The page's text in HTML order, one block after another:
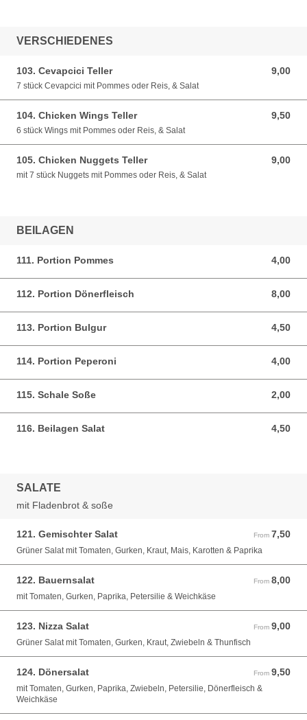
VERSCHIEDENES
103. Cevapcici Teller 9,00
9,00 EUR
7 stück Cevapcici mit Pommes oder Reis, & Salat
104. Chicken Wings Teller 9,50
9,50 EUR
6 stück Wings mit Pommes oder Reis, & Salat
105. Chicken Nuggets Teller 9,00
9,00 EUR
mit 7 stück Nuggets mit Pommes oder Reis, & Salat
BEILAGEN
111. Portion Pommes 4,00
4,00 EUR
112. Portion Dönerfleisch 8,00
8,00 EUR
113. Portion Bulgur 4,50
4,50 EUR
114. Portion Peperoni 4,00
4,00 EUR
115. Schale Soße 2,00
2,00 EUR
116. Beilagen Salat 4,50
4,50 EUR
SALATE
mit Fladenbrot & soße
121. Gemischter Salat From 7,50
From 7,50 EUR
Grüner Salat mit Tomaten, Gurken, Kraut, Mais, Karotten & Paprika
122. Bauernsalat From 8,00
From 8,00 EUR
mit Tomaten, Gurken, Paprika, Petersilie & Weichkäse
123. Nizza Salat From 9,00
From 9,00 EUR
Grüner Salat mit Tomaten, Gurken, Kraut, Zwiebeln & Thunfisch
124. Dönersalat From 9,50
From 9,50 EUR
mit Tomaten, Gurken, Paprika, Zwiebeln, Petersilie, Dönerfleisch &
Weichkäse